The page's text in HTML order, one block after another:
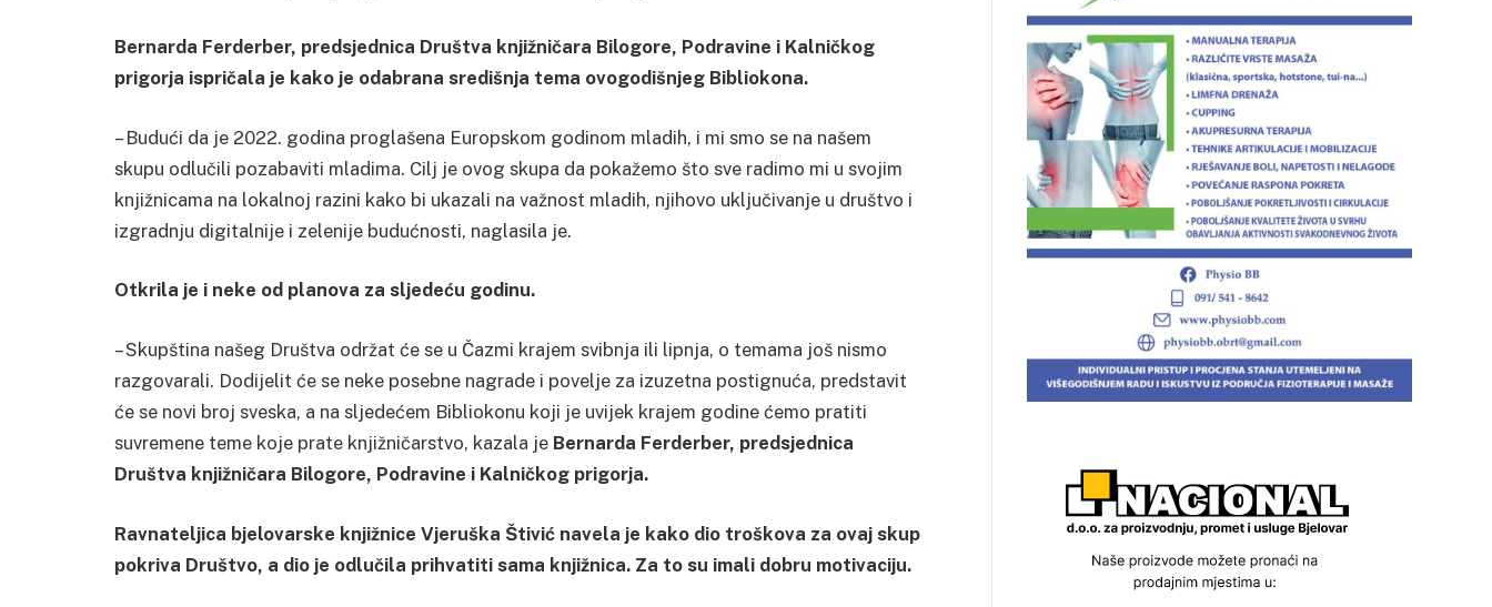
Bernarda Ferderber, predsjednica Društva knjižničara Bilogore, Podravine i Kalničkog
prigorja ispričala je kako je odabrana središnja tema ovogodišnjeg Bibliokona.
– Budući da je 2022. godina proglašena Europskom godinom mladih, i mi smo se na našem
skupu odlučili pozabaviti mladima. Cilj je ovog skupa da pokažemo što sve radimo mi u svojim
knjižnicama na lokalnoj razini kako bi ukazali na važnost mladih, njihovo uključivanje u društvo i
izgradnju digitalnije i zelenije budućnosti, naglasila je.
Otkrila je i neke od planova za sljedeću godinu.
– Skupština našeg Društva održat će se u Čazmi krajem svibnja ili lipnja, o temama još nismo
razgovarali. Dodijelit će se neke posebne nagrade i povelje za izuzetna postignuća, predstavit
će se novi broj sveska, a na sljedećem Bibliokonu koji je uvijek krajem godine ćemo pratiti
suvremene teme koje prate knjižničarstvo, kazala je Bernarda Ferderber, predsjednica
Društva knjižničara Bilogore, Podravine i Kalničkog prigorja.
Ravnateljica bjelovarske knjižnice Vjeruška Štivić navela je kako dio troškova za ovaj skup
pokriva Društvo, a dio je odlučila prihvatiti sama knjižnica. Za to su imali dobru motivaciju.